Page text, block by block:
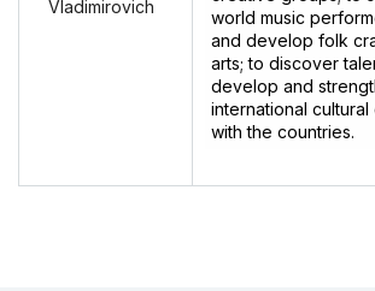
Vladimirovich
world music
and develop folk
arts; to discover
develop and
international
with the countries.